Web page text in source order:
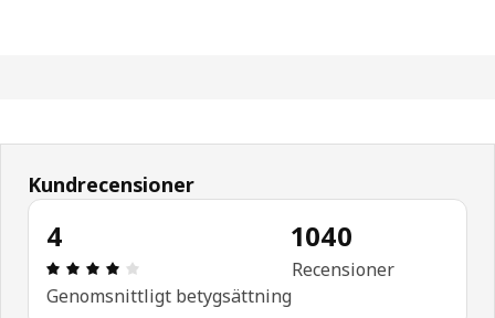
Kundrecensioner
4
Recension: 4 utav 5 stjärnor. Totalt antal
Genomsnittligt betygsättning
1040
Recensioner